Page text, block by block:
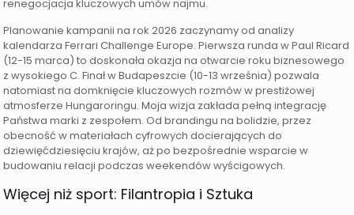
renegocjacja kluczowych umów najmu.
Planowanie kampanii na rok 2026 zaczynamy od analizy
kalendarza Ferrari Challenge Europe. Pierwsza runda w Paul Ricard
(12-15 marca) to doskonała okazja na otwarcie roku biznesowego
z wysokiego C. Finał w Budapeszcie (10-13 września) pozwala
natomiast na domknięcie kluczowych rozmów w prestiżowej
atmosferze Hungaroringu. Moja wizja zakłada pełną integrację
Państwa marki z zespołem. Od brandingu na bolidzie, przez
obecność w materiałach cyfrowych docierających do
dziewięćdziesięciu krajów, aż po bezpośrednie wsparcie w
budowaniu relacji podczas weekendów wyścigowych.
Więcej niż sport: Filantropia i Sztuka